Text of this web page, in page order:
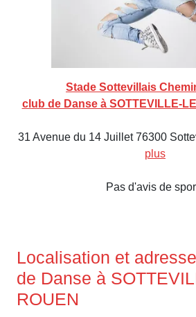
Stade Sottevillais
club de Danse à SOTTEVILLE-
31 Avenue du 14 Juillet 76300
plus
Pas d'avis de
Localisation et
de Danse à
ROUEN